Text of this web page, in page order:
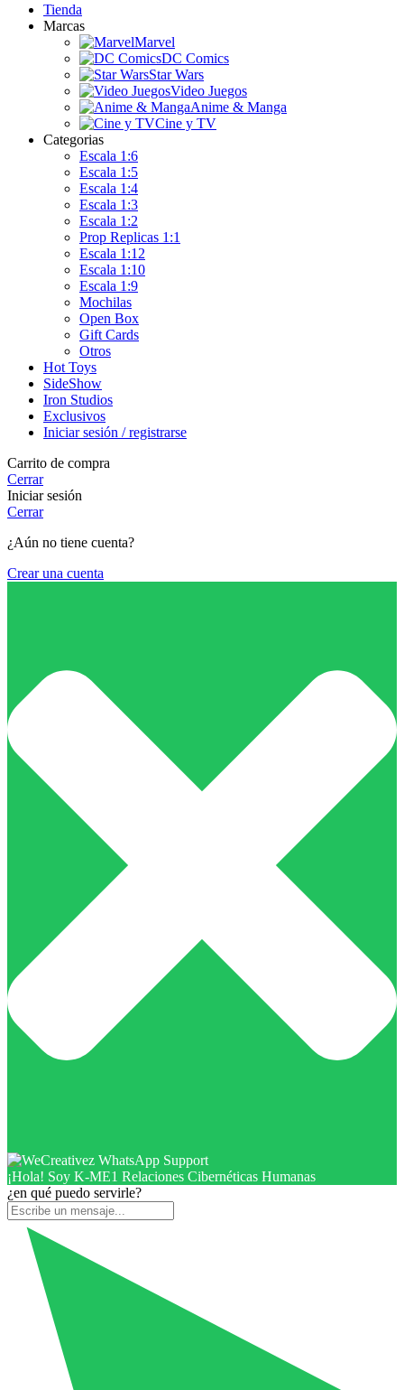
Tienda
Marcas
Marvel
DC Comics
Star Wars
Video Juegos
Anime & Manga
Cine y TV
Categorias
Escala 1:6
Escala 1:5
Escala 1:4
Escala 1:3
Escala 1:2
Prop Replicas 1:1
Escala 1:12
Escala 1:10
Escala 1:9
Mochilas
Open Box
Gift Cards
Otros
Hot Toys
SideShow
Iron Studios
Exclusivos
Iniciar sesión / registrarse
Carrito de compra
Cerrar
Iniciar sesión
Cerrar
¿Aún no tiene cuenta?
Crear una cuenta
¡Hola! Soy K-ME1 Relaciones Cibernéticas Humanas
¿en qué puedo servirle?